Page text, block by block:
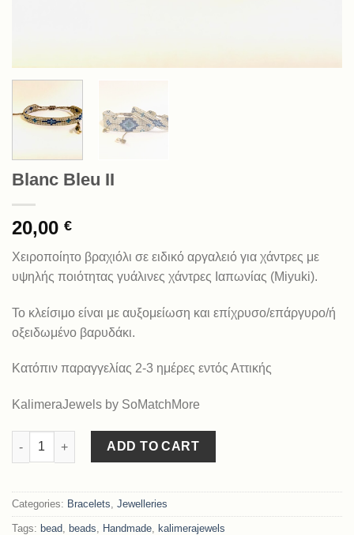
Blanc Bleu II
20,00 €
Χειροποίητο βραχιόλι σε ειδικό αργαλειό για χάντρες με
υψηλής ποιότητας γυάλινες χάντρες Ιαπωνίας (Miyuki).
Το κλείσιμο είναι με αυξομείωση και επίχρυσο/επάργυρο/ή
οξειδωμένο βαρυδάκι.
Κατόπιν παραγγελίας 2-3 ημέρες εντός Αττικής
KalimeraJewels by SoMatchMore
Blanc Bleu II quantity
ADD TO CART
Categories: Bracelets Jewelleries
Tags: bead beads Handmade kalimerajewels